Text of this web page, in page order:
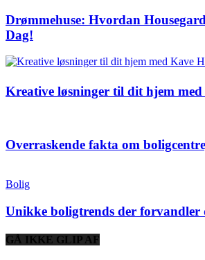
Drømmehuse: Hvordan
Dag!
Kreative løsninger til dit hjem
Overraskende fakta om
Bolig
Unikke boligtrends der forvandler
GÅ IKKE GLIP AF